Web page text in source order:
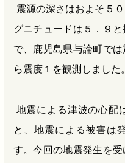
震源の深さはおよそ５
グニチュードは５．９
で、鹿児島県与論町で
ら震度１を観測しました。
地震による津波の心配
と、地震による被害は
す。今回の地震発生を